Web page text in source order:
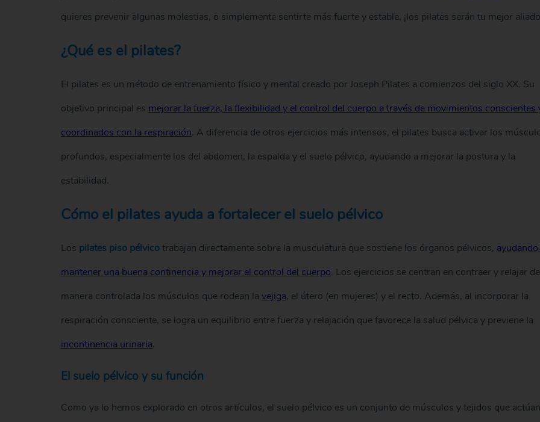
quieres prevenir algunas molestias, o simplemente sentirte más fuerte y estable, ¡los pilates serán tu mejor
¿Qué es el pilates?
El pilates es un método de entrenamiento físico y mental creado por Joseph Pilates a comienzos del siglo XX. Su
objetivo principal es mejorar la fuerza, la flexibilidad y el control del cuerpo a través de movimientos conscientes
coordinados con la respiración. A diferencia de otros ejercicios más intensos, el pilates busca activar los
profundos, especialmente los del abdomen, la espalda y el suelo pélvico, ayudando a mejorar la postura y la
estabilidad.
Cómo el pilates ayuda a fortalecer el suelo pélvico
Los pilates piso pélvicotrabajan directamente sobre la musculatura que sostiene los órganos pélvicos, ayudando
mantener una buena continencia y mejorar el control del cuerpo. Los ejercicios se centran en contraer y relajar de
manera controlada los músculos que rodean la vejiga, el útero (en mujeres) y el recto. Además, al incorporar la
respiración consciente, se logra un equilibrio entre fuerza y relajación que favorece la salud pélvica y previene la
incontinencia urinaria.
El suelo pélvico y su función
Como ya lo hemos explorado en otros artículos, el suelo pélvico es un conjunto de músculos y tejidos que actúan